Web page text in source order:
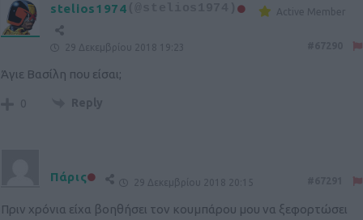
stelios1974 Active Member
29 Δεκεμβρίου 2018 19:23
Άγιε Βασίλη που είσαι;
0 Reply
Πάρις 29 Δεκεμβρίου 2018 20:15
Πριν χρόνια είχα βοηθήσει τον κουμπάρου μου να ξεφορτώσει